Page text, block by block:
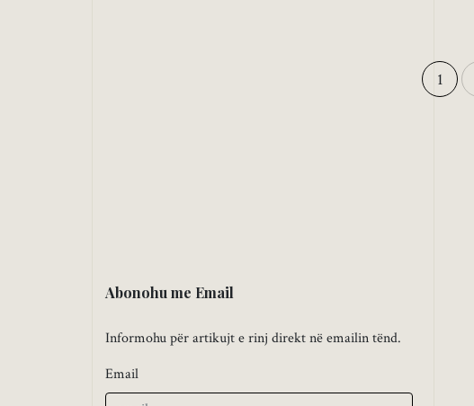
1
Abonohu me Email
Informohu për artikujt e rinj direkt në emailin tënd.
Email